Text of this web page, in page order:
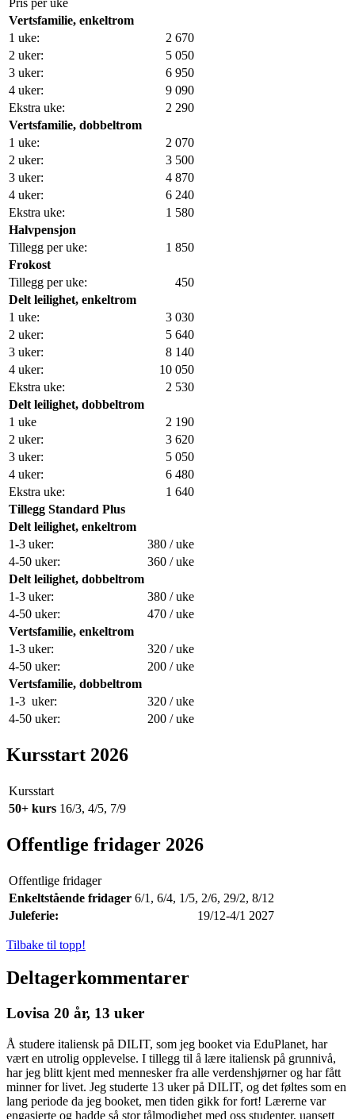
Pris per uke
Vertsfamilie, enkeltrom
1 uke:
2 670
2 uker:
5 050
3 uker:
6 950
4 uker:
9 090
Ekstra uke:
2 290
Vertsfamilie, dobbeltrom
1 uke:
2 070
2 uker:
3 500
3 uker:
4 870
4 uker:
6 240
Ekstra uke:
1 580
Halvpensjon
Tillegg per uke:
1 850
Frokost
Tillegg per uke:
450
Delt leilighet, enkeltrom
1 uke:
3 030
2 uker:
5 640
3 uker:
8 140
4 uker:
10 050
Ekstra uke:
2 530
Delt leilighet, dobbeltrom
1 uke
2 190
2 uker:
3 620
3 uker:
5 050
4 uker:
6 480
Ekstra uke:
1 640
Tillegg Standard Plus
Delt leilighet, enkeltrom
1-3 uker:
380 / uke
4-50 uker:
360 / uke
Delt leilighet, dobbeltrom
1-3 uker:
380 / uke
4-50 uker:
470 / uke
Vertsfamilie, enkeltrom
1-3 uker:
320 / uke
4-50 uker:
200 / uke
Vertsfamilie, dobbeltrom
1-3 uker:
320 / uke
4-50 uker:
200 / uke
Kursstart 2026
Kursstart
50+ kurs 16/3, 4/5, 7/9
Offentlige fridager 2026
Offentlige fridager
Enkeltstående fridager 6/1, 6/4, 1/5, 2/6, 29/2, 8/12
Juleferie:
19/12-4/1 2027
Tilbake til topp!
Deltagerkommentarer
Lovisa 20 år, 13 uker
Å studere italiensk på DILIT, som jeg booket via EduPlanet, har
vært en utrolig opplevelse. I tillegg til å lære italiensk på grunnivå,
har jeg blitt kjent med mennesker fra alle verdenshjørner og har fått
minner for livet. Jeg studerte 13 uker på DILIT, og det føltes som en
lang periode da jeg booket, men tiden gikk for fort! Lærerne var
engasjerte og hadde så stor tålmodighet med oss ​​studenter, uansett